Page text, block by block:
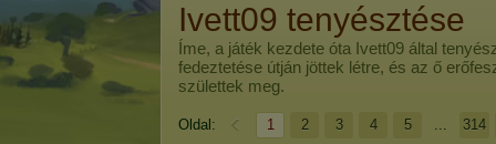
Ivett09 tenyésztése
Íme, a játék kezdete óta Ivett09 által
fedeztetése útján jöttek létre, és az ő
születtek meg.
Oldal: 1 2 3 4 5 ... 314